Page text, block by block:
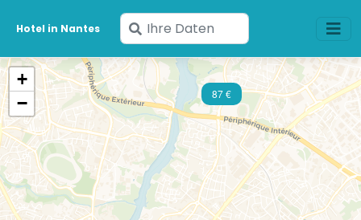
Hotel in Nantes
Geben
Sie
Ihre
Daten
ein
87 €
+
−